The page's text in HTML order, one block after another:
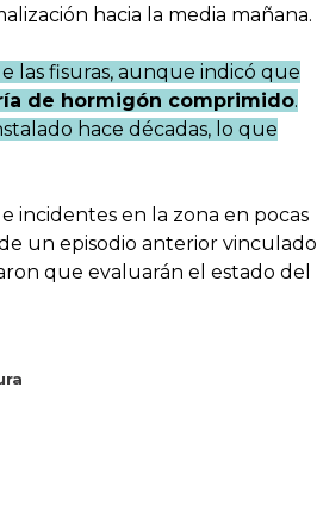
hacia la media mañana.
las fisuras, aunque indicó que
de hormigón comprimido.
hace décadas, lo que
incidentes en la zona en pocas
un episodio anterior vinculado
que evaluarán el estado del